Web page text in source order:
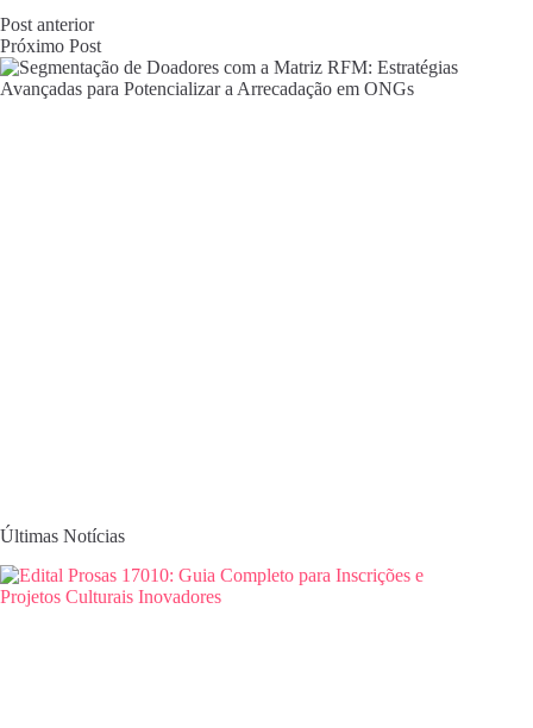
Post anterior
Próximo Post
Últimas Notícias